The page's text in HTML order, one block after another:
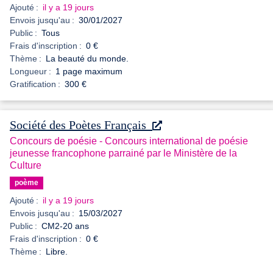
Ajouté : il y a 19 jours
Envois jusqu'au : 30/01/2027
Public : Tous
Frais d'inscription : 0 €
Thème : La beauté du monde.
Longueur : 1 page maximum
Gratification : 300 €
Société des Poètes Français
Concours de poésie - Concours international de poésie
jeunesse francophone parrainé par le Ministère de la
Culture
poème
Ajouté : il y a 19 jours
Envois jusqu'au : 15/03/2027
Public : CM2-20 ans
Frais d'inscription : 0 €
Thème : Libre.